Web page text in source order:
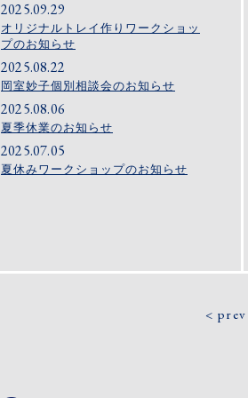
2025.09.29
オリジナルトレイ作りワークショッ
プのお知らせ
2025.08.22
岡室妙子個別相談会のお知らせ
2025.08.06
夏季休業のお知らせ
2025.07.05
夏休みワークショップのお知らせ
prev